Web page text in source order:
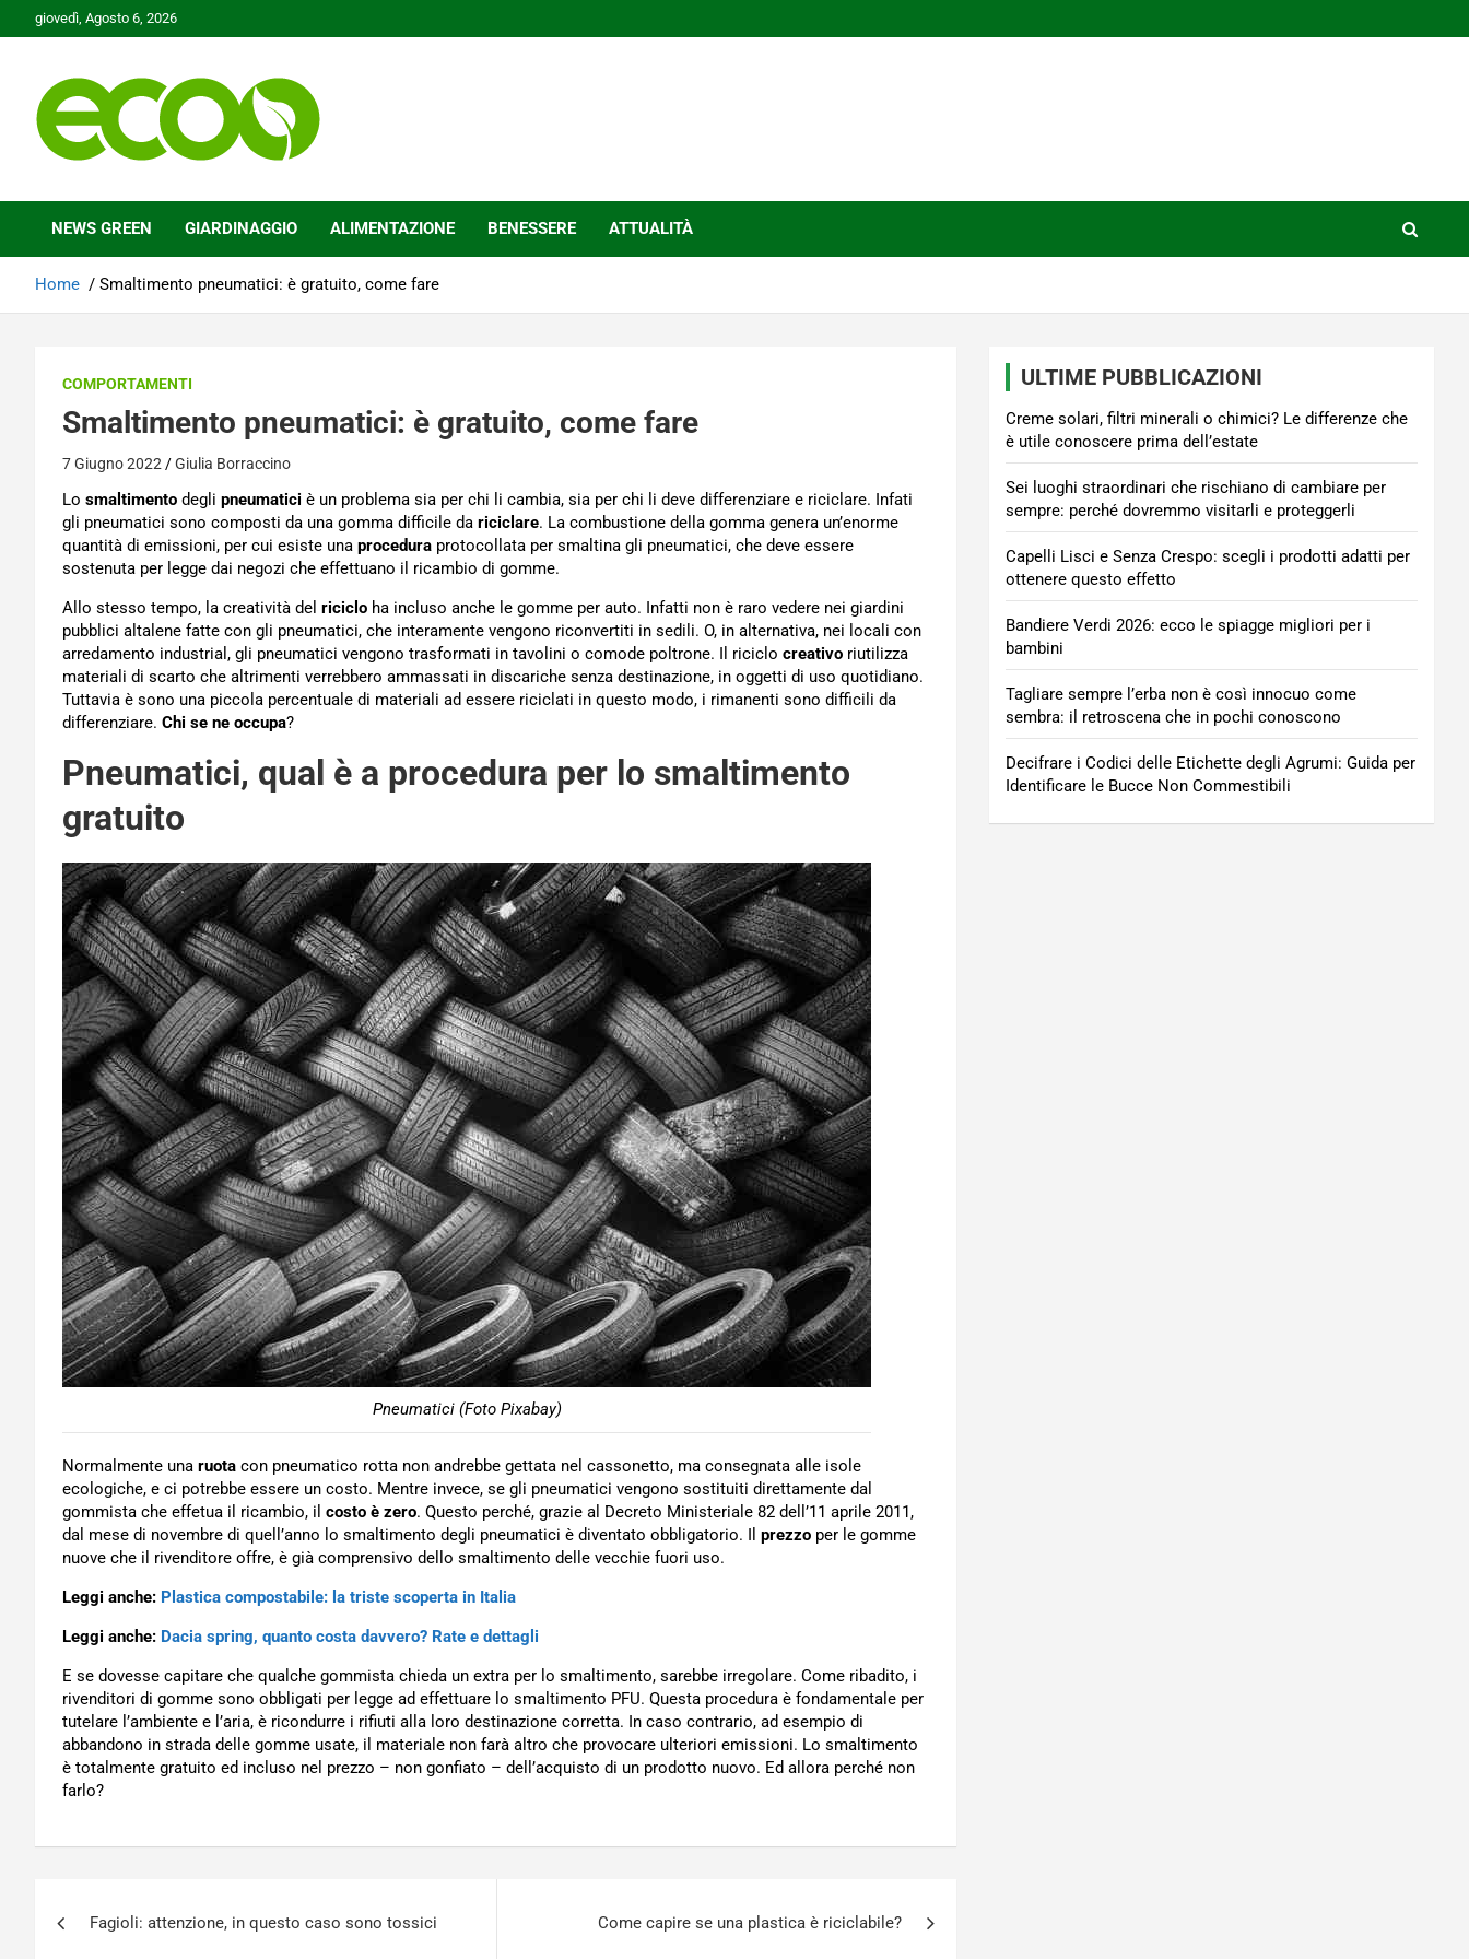
to
giovedì, Agosto 6, 2026
Ecoo.it
NEWS GREEN GIARDINAGGIO ALIMENTAZIONE BENESSERE ATTUALITÀ
Home Smaltimento pneumatici: è gratuito, come fare
COMPORTAMENTI
Smaltimento pneumatici: è gratuito, come fare
7 Giugno 2022 Giulia Borraccino
Lo smaltimento degli pneumatici è un problema sia per chi li cambia, sia per chi li deve differenziare e riciclare. Infati
gli pneumatici sono composti da una gomma difficile da riciclare. La combustione della gomma genera un’enorme
quantità di emissioni, per cui esiste una procedura protocollata per smaltina gli pneumatici, che deve essere
sostenuta per legge dai negozi che effettuano il ricambio di gomme.
Allo stesso tempo, la creatività del riciclo ha incluso anche le gomme per auto. Infatti non è raro vedere nei giardini
pubblici altalene fatte con gli pneumatici, che interamente vengono riconvertiti in sedili. O, in alternativa, nei locali con
arredamento industrial, gli pneumatici vengono trasformati in tavolini o comode poltrone. Il riciclo creativo riutilizza
materiali di scarto che altrimenti verrebbero ammassati in discariche senza destinazione, in oggetti di uso quotidiano.
Tuttavia è sono una piccola percentuale di materiali ad essere riciclati in questo modo, i rimanenti sono difficili da
differenziare. Chi se ne occupa?
Pneumatici, qual è a procedura per lo smaltimento
gratuito
Pneumatici (Foto Pixabay)
Normalmente una ruota con pneumatico rotta non andrebbe gettata nel cassonetto, ma consegnata alle isole
ecologiche, e ci potrebbe essere un costo. Mentre invece, se gli pneumatici vengono sostituiti direttamente dal
gommista che effetua il ricambio, il costo è zero. Questo perché, grazie al Decreto Ministeriale 82 dell’11 aprile 2011,
dal mese di novembre di quell’anno lo smaltimento degli pneumatici è diventato obbligatorio. Il prezzo per le gomme
nuove che il rivenditore offre, è già comprensivo dello smaltimento delle vecchie fuori uso.
Leggi anche: Plastica compostabile: la triste scoperta in Italia
Leggi anche: Dacia spring, quanto costa davvero? Rate e dettagli
E se dovesse capitare che qualche gommista chieda un extra per lo smaltimento, sarebbe irregolare. Come ribadito, i
rivenditori di gomme sono obbligati per legge ad effettuare lo smaltimento PFU. Questa procedura è fondamentale per
tutelare l’ambiente e l’aria, è ricondurre i rifiuti alla loro destinazione corretta. In caso contrario, ad esempio di
abbandono in strada delle gomme usate, il materiale non farà altro che provocare ulteriori emissioni. Lo smaltimento
è totalmente gratuito ed incluso nel prezzo – non gonfiato – dell’acquisto di un prodotto nuovo. Ed allora perché non
farlo?
articoli
Fagioli: attenzione, in questo caso sono tossici Come capire se una plastica è riciclabile?
ULTIME PUBBLICAZIONI
Creme solari, filtri minerali o chimici? Le differenze che
è utile conoscere prima dell’estate
Sei luoghi straordinari che rischiano di cambiare per
sempre: perché dovremmo visitarli e proteggerli
Capelli Lisci e Senza Crespo: scegli i prodotti adatti per
ottenere questo effetto
Bandiere Verdi 2026: ecco le spiagge migliori per i
bambini
Tagliare sempre l’erba non è così innocuo come
sembra: il retroscena che in pochi conoscono
Decifrare i Codici delle Etichette degli Agrumi: Guida per
Identificare le Bucce Non Commestibili